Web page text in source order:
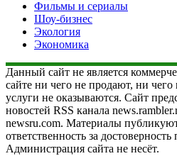
Фильмы и сериалы
Шоу-бизнес
Экология
Экономика
Данный сайт не является
сайте ни чего не продают, ни
услуги не оказываются. Сайт
новостей RSS канала
newsru.com. Материалы
ответственность за
Администрация сайта не несёт.